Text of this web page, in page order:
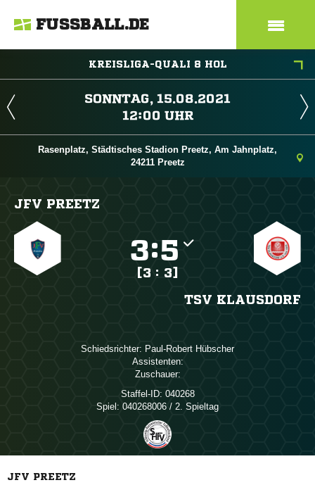
FUSSBALL.DE
KREISLIGA-QUALI 8 HOL
 
 
Rasenplatz, Städtisches Stadion Preetz, Am Jahnplatz,
24211 Preetz
JFV PREETZ
:
[3 : 3]
TSV KLAUSDORF
Schiedsrichter:  
Assistenten:
Zuschauer:
Staffel-ID: 040268
Spiel: 040268006 / 2. Spieltag
JFV PREETZ